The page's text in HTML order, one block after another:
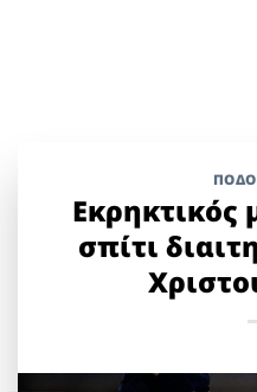
Εκρηκτικός
σπίτι